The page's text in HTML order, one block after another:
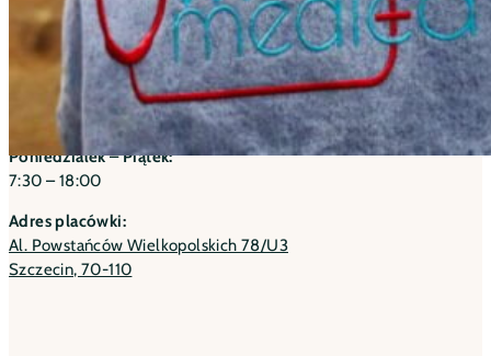
Dziękujemy za zaufanie. Cieszymy się, że możemy być częścią
Godziny otwarcia
Poniedziałek – Piątek:
7:30 – 18:00
Adres placówki:
Al. Powstańców Wielkopolskich 78/U3
Szczecin, 70-110